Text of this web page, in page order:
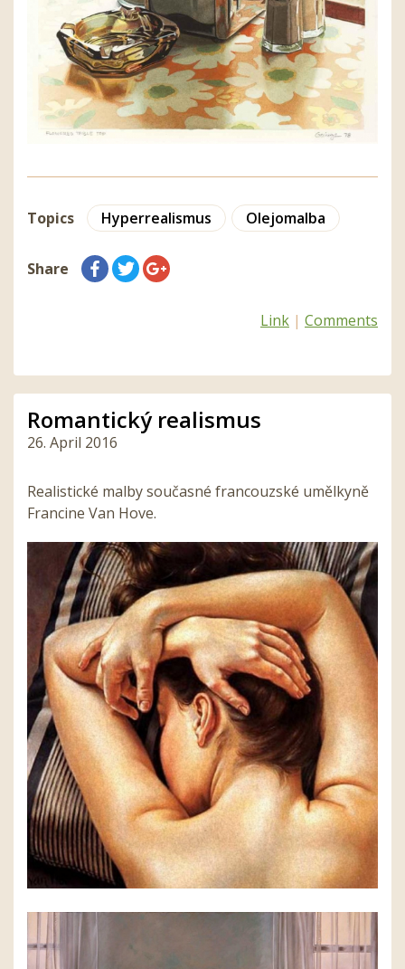
Topics Hyperrealismus Olejomalba
Share
Link | Comments
Romantický realismus
26. April 2016
Realistické malby současné francouzské umělkyně
Francine Van Hove.